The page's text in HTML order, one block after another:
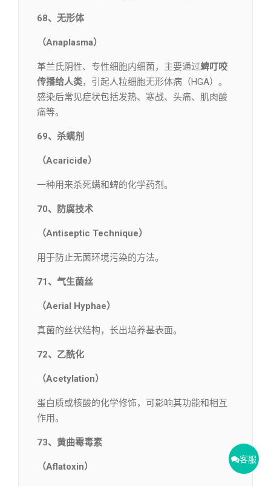
68、无形体
（Anaplasma）
革兰氏阴性、专性细胞内细菌，主要通过蜱叮咬
传播给人类，引起人粒细胞无形体病（HGA）。
感染后常见症状包括发热、寒战、头痛、肌肉酸
痛等。
69、杀螨剂
（Acaricide）
一种用来杀死螨和蜱的化学药剂。
70、防腐技术
（Antiseptic Technique）
用于防止无菌环境污染的方法。
71、气生菌丝
（Aerial Hyphae）
真菌的丝状结构，长出培养基表面。
72、乙酰化
（Acetylation）
蛋白质或核酸的化学修饰，可影响其功能和相互
作用。
73、黄曲霉毒素
（Aflatoxin）
客服